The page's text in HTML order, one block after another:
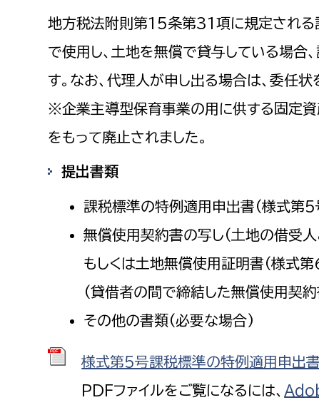
妊産婦
高齢者
障がい者
事業者
労働者
求職者
外国人
ペット
地域政策課
戸籍住民課
防災対
福祉健康部
福祉政策課
生活援護課
高齢介護課
保険課
健康づくり課
子ども
子ども
子ども
地方税法附則第15条第31項に規定され
で使用し、土地を無償で貸与している場合
す。なお、代理人が申し出る場合は、委任状
※企業主導型保育事業の用に供する固定資
をもって廃止されました。
提出書類
課税標準の特例適用申出書(様式第5
無償使用契約書の写し(土地の借受
もしくは土地無償使用証明書(様式
(貸借者の間で締結した無償使用契
その他の書類(必要な場合)
様式第5号課税標準の特例適用申出
PDFファイルをご覧になるには、